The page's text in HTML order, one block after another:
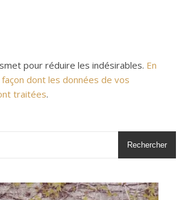
pour réduire les indésirables. En
dont les données de vos
traitées.
Rechercher